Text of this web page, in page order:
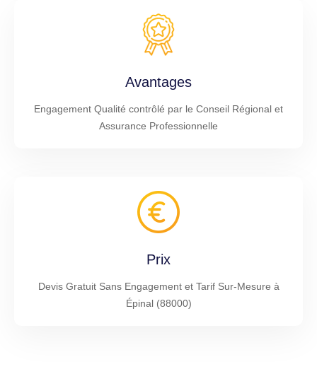
Avantages
Engagement Qualité contrôlé par le Conseil Régional et
Assurance Professionnelle
Prix
Devis Gratuit Sans Engagement et Tarif Sur-Mesure à
Épinal (88000)